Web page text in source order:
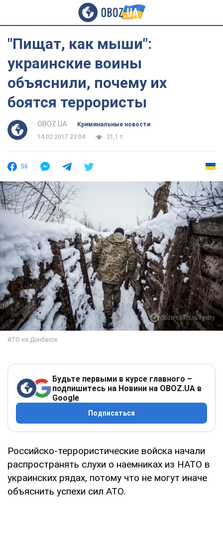
"Пищат, как мыши":
украинские воины
объяснили, почему их
боятся террористы
OBOZ.UA
Криминальные новости
14.02.2017 23:04
21,1 т.
56
Будьте первыми в курсе главного –
подпишитесь на Новини на OBOZ.UA в
Google
Подписаться
Российско-террористические войска начали
распространять слухи о наемниках из НАТО в
украинских рядах, потому что не могут иначе
объяснить успехи сил АТО.